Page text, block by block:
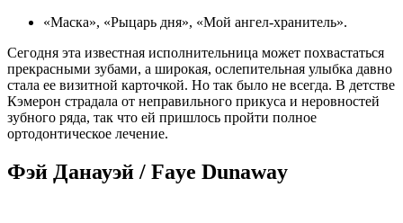
«Маска», «Рыцарь дня», «Мой ангел-хранитель».
Сегодня эта известная исполнительница может похвастаться
прекрасными зубами, а широкая, ослепительная улыбка давно
стала ее визитной карточкой. Но так было не всегда. В детстве
Кэмерон страдала от неправильного прикуса и неровностей
зубного ряда, так что ей пришлось пройти полное
ортодонтическое лечение.
Фэй Данауэй / Faye Dunaway